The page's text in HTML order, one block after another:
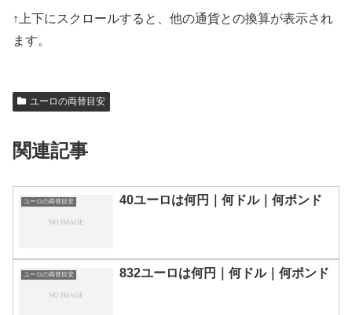
↑上下にスクロールすると、他の通貨との換算が表示され
ます。
ユーロの両替目安
関連記事
ユーロの両替目安 40ユーロは何円｜何ドル｜何ポンド
ユーロの両替目安 832ユーロは何円｜何ドル｜何ポンド